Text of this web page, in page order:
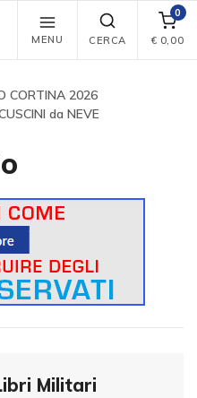
MENU CERCA
0
€ 0,00
CORTINA 2026
da NEVE
Militari